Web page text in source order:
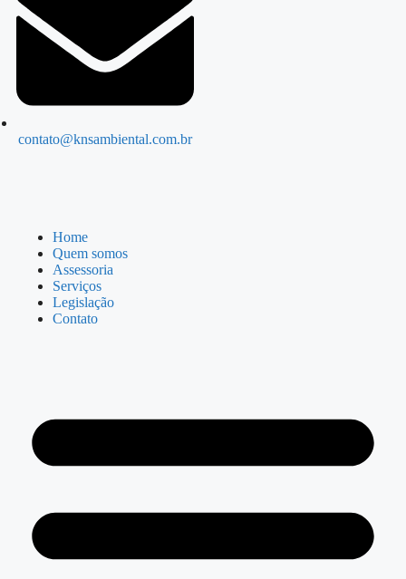
contato@knsambiental.com.br
Home
Quem somos
Assessoria
Serviços
Legislação
Contato